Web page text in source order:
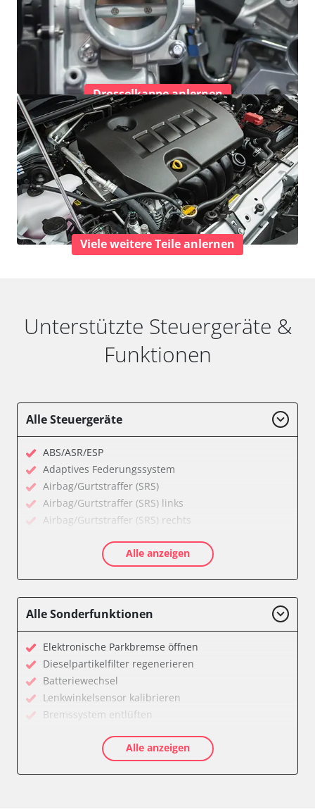
Drosselkappe anlernen
Viele weitere Teile anlernen
Unterstützte Steuergeräte &
Funktionen
Alle Steuergeräte
ABS/ASR/ESP
Adaptives Federungssystem
Airbag/Gurtstraffer (SRS)
Airbag/Gurtstraffer (SRS) links
Airbag/Gurtstraffer (SRS) rechts
Aktivlenkung
Anhängersteuergerät
Bedieneinheit Mittelkonsole
Bordcomputer
CD-Wechsler
Command
Dachbedieneinheit (DBE)
Dämpfungssystem hinten links
Dämpfungssystem hinten rechts
Dämpfungssystem vorne links
Dämpfungssystem vorne rechts
Alle anzeigen
Alle Sonderfunktionen
Elektronische Parkbremse öffnen
Dieselpartikelfilter regenerieren
Batteriewechsel
Lenkwinkelsensor kalibrieren
Bremssystem entlüften
Elektronische Parkbremse kalibrieren
Ölservicerückstellung
Alle anzeigen